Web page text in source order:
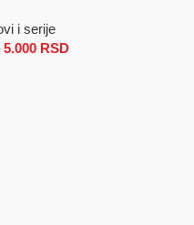
RSD
i serije
5.000 RSD